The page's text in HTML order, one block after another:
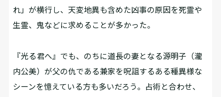
れ」が横行し、天変地異も含めた凶事の原因を死霊や
生霊、鬼などに求めることが多かった。
『光る君へ』でも、のちに道長の妻となる源明子（瀧
内公美）が父の仇である兼家を呪詛するある種異様な
シーンを憶えている方も多いだろう。占術と合わせ、